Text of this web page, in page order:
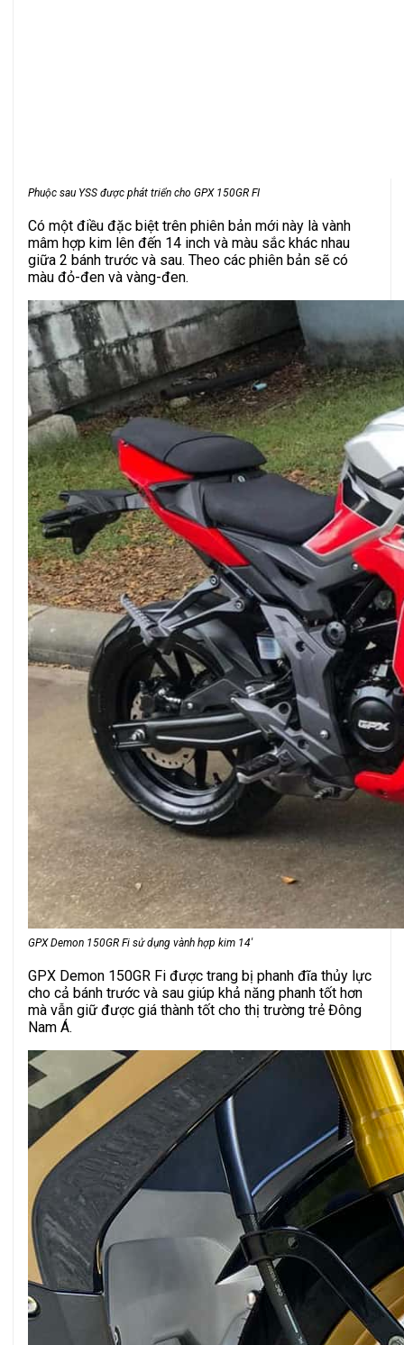
Phuộc sau YSS được phát triển cho GPX 150GR FI
Có một điều đặc biệt trên phiên bản mới này là vành
mâm hợp kim lên đến 14 inch và màu sắc khác nhau
giữa 2 bánh trước và sau. Theo các phiên bản sẽ có
màu đỏ-đen và vàng-đen.
GPX Demon 150GR Fi sử dụng vành hợp kim 14′
GPX Demon 150GR Fi được trang bị phanh đĩa thủy lực
cho cả bánh trước và sau giúp khả năng phanh tốt hơn
mà vẫn giữ được giá thành tốt cho thị trường trẻ Đông
Nam Á.